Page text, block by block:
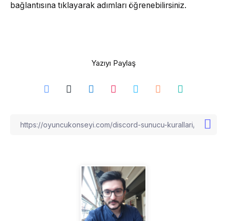
bağlantısına tıklayarak adımları öğrenebilirsiniz.
Yazıyı Paylaş